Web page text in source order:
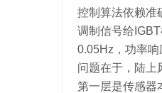
控制算法依赖准
调制信号给
0.05Hz，功率响
问题在于，陆上
第一层是传感器